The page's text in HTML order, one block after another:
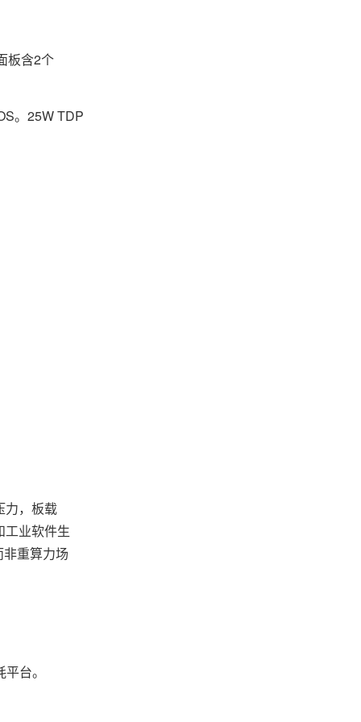
板含2个
。25W TDP
力，板载
工业软件生
重算力场
台。